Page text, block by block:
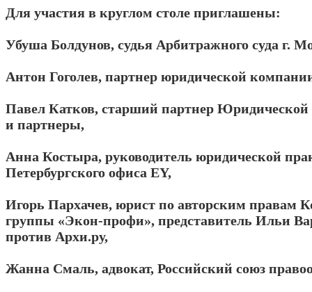
Для участия в круглом столе приглашены:
Убуша Болдунов, судья Арбитражного суда г.
Антон Гоголев, партнер юридической
Павел Катков, старший партнер
и партнеры,
Анна Костыра, руководитель юридической
Петербургского офиса EY,
Игорь Пархачев, юрист по авторским правам
группы «Экон-профи», представитель Ильи
против Архи.ру,
Жанна Смаль, адвокат, Российский союз